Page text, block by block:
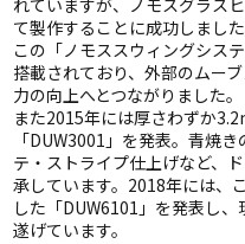
れていますが、ノモスグラス
て製作することに成功しました
この「ノモススウィングシス
搭載されており、外部のムー
力の向上へとつながりました。
また2015年には厚さわずか
「DUW3001」を発表。青焼
テ・ストライプ仕上げなど、
承しています。2018年には、
した「DUW6101」を発表し
遂げています。